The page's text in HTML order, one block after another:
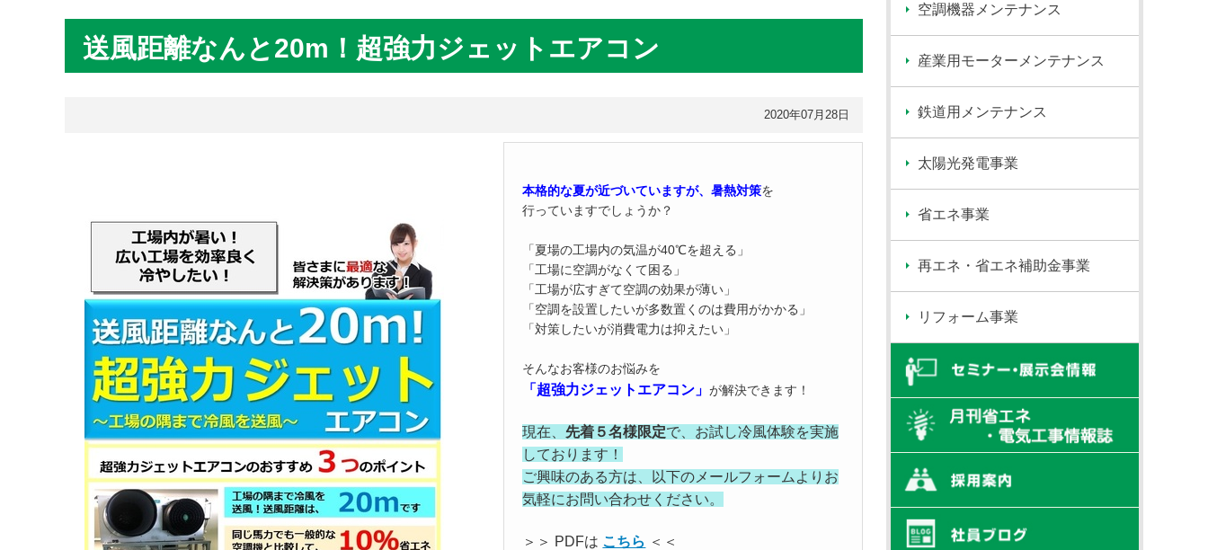
送風距離なんと20m！超強力ジェットエアコン
2020年07月28日
本格的な夏が近づいていますが、暑熱対策を
行っていますでしょうか？
「夏場の工場内の気温が40℃を超える」
「工場に空調がなくて困る」
「工場が広すぎて空調の効果が薄い」
「空調を設置したいが多数置くのは費用がかかる」
「対策したいが消費電力は抑えたい」
そんなお客様のお悩みを
「超強力ジェットエアコン」が解決できます！
現在、 先着５名様限定で、お試し冷風体験を実施
しております！
ご興味のある方は、以下のメールフォームよりお
気軽にお問い合わせください。
＞＞ PDFは こちら ＜＜
空調機器メンテナンス
産業用モーターメンテナンス
鉄道用メンテナンス
太陽光発電事業
省エネ事業
再エネ・省エネ補助金事業
リフォーム事業